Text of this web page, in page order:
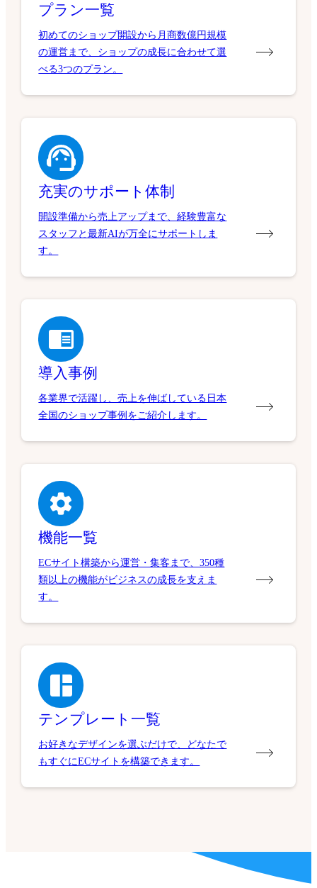
プラン一覧
初めてのショップ開設から月商数億円規模
の運営まで、ショップの成長に合わせて選
べる3つのプラン。
充実のサポート体制
開設準備から売上アップまで、経験豊富な
スタッフと最新AIが万全にサポートしま
す。
導入事例
各業界で活躍し、売上を伸ばしている日本
全国のショップ事例をご紹介します。
機能一覧
ECサイト構築から運営・集客まで、350種
類以上の機能がビジネスの成長を支えま
す。
テンプレート一覧
お好きなデザインを選ぶだけで、どなたで
もすぐにECサイトを構築できます。